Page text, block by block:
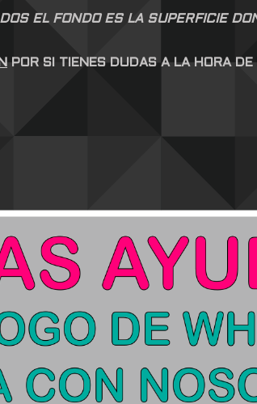
EL FONDO ES LA SUPERFICIE
POR SI TIENES DUDAS A LA HORA DE